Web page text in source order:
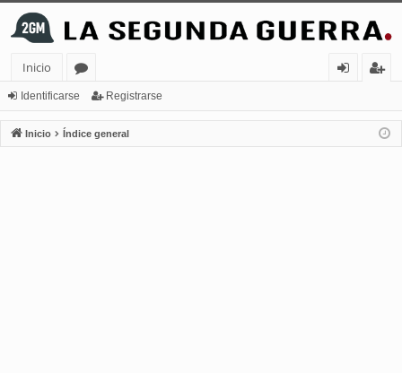
Inicio
or
os
nt
ifi
ist
ra
Identificarse Registrarse
Inicio Índice general